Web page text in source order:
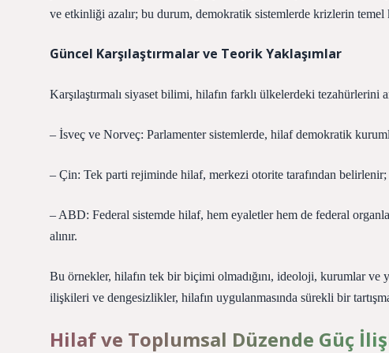
ve etkinliği azalır; bu durum, demokratik sistemlerde krizlerin temel
Güncel Karşılaştırmalar ve Teorik Yaklaşımlar
Karşılaştırmalı siyaset bilimi, hilafın farklı ülkelerdeki tezahürlerini
– İsveç ve Norveç: Parlamenter sistemlerde, hilaf demokratik
– Çin: Tek parti rejiminde hilaf, merkezi otorite tarafından belirlenir;
– ABD: Federal sistemde hilaf, hem eyaletler hem de federal
alınır.
Bu örnekler, hilafın tek bir biçimi olmadığını, ideoloji, kurumlar ve
ilişkileri ve dengesizlikler, hilafın uygulanmasında sürekli bir
Hilaf ve Toplumsal Düzende Güç